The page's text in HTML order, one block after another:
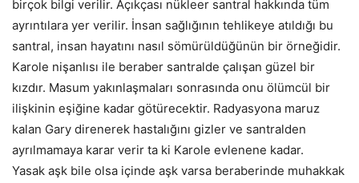
birçok bilgi verilir. Açıkçası nükleer santral hakkında tüm
ayrıntılara yer verilir. İnsan sağlığının tehlikeye atıldığı bu
santral, insan hayatını nasıl sömürüldüğünün bir örneğidir.
Karole nişanlısı ile beraber santralde çalışan güzel bir
kızdır. Masum yakınlaşmaları sonrasında onu ölümcül bir
ilişkinin eşiğine kadar götürecektir. Radyasyona maruz
kalan Gary direnerek hastalığını gizler ve santralden
ayrılmamaya karar verir ta ki Karole evlenene kadar.
Yasak aşk bile olsa içinde aşk varsa beraberinde muhakkak